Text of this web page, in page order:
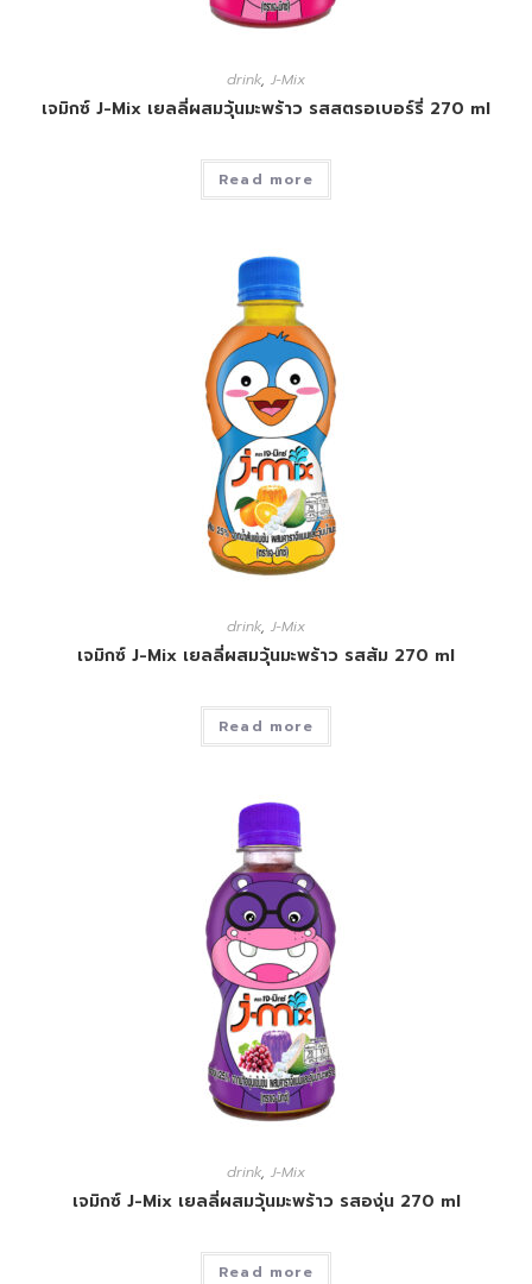
drink, J-Mix
เจมิกซ์ J-Mix เยลลี่ผสมวุ้นมะพร้าว รสสตรอเบอร์รี่ 270 ml
Read more
drink, J-Mix
เจมิกซ์ J-Mix เยลลี่ผสมวุ้นมะพร้าว รสส้ม 270 ml
Read more
drink, J-Mix
เจมิกซ์ J-Mix เยลลี่ผสมวุ้นมะพร้าว รสองุ่น 270 ml
Read more